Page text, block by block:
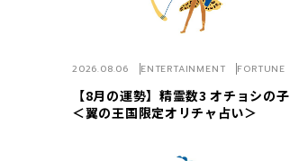
【8月の運勢】精霊数3 オチョシの子
＜翼の王国限定オリチャ占い＞
2026.08.06 ENTERTAINMENT FORTUNE